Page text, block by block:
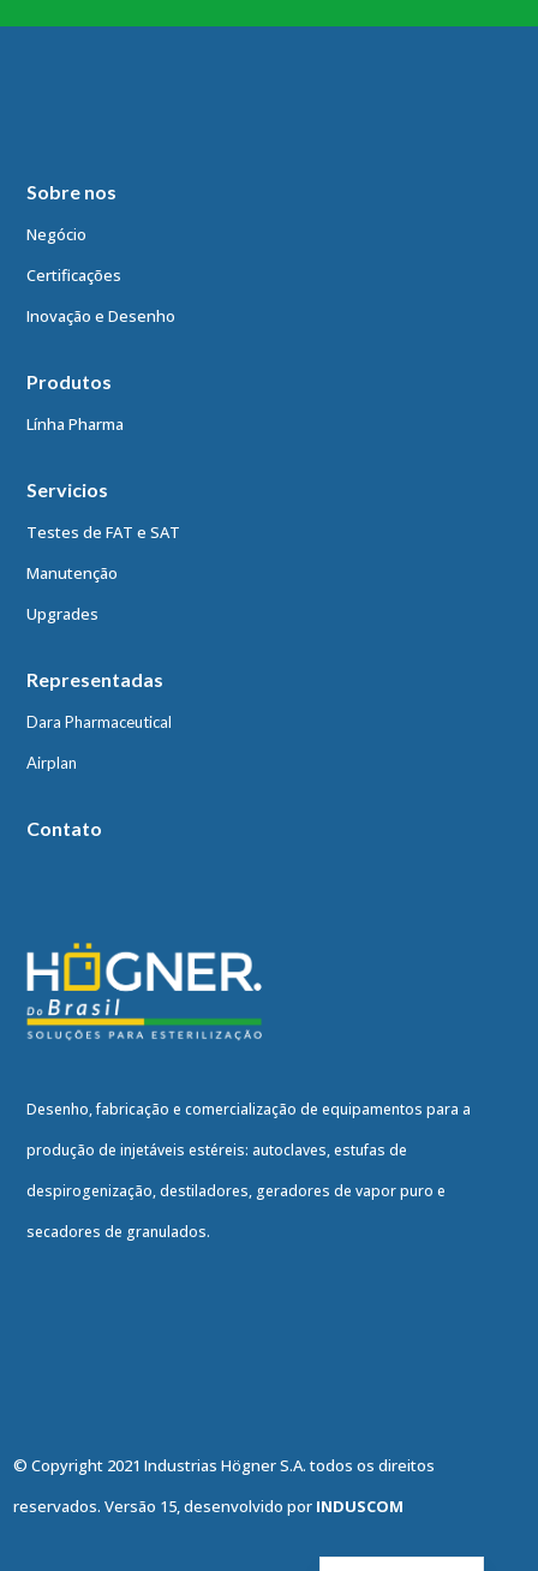
Sobre nos
Negócio
Certificações
Inovação e Desenho
Produtos
Línha Pharma
Servicios
Testes de FAT e SAT
Manutenção
Upgrades
Representadas
Dara Pharmaceutical
Airplan
Contato
Desenho, fabricação e comercialização de equipamentos para a
produção de injetáveis estéreis: autoclaves, estufas de
despirogenização, destiladores, geradores de vapor puro e
secadores de granulados.
© Copyright 2021 Industrias Högner S.A. todos os direitos
reservados. Versão 15, desenvolvido por INDUSCOM